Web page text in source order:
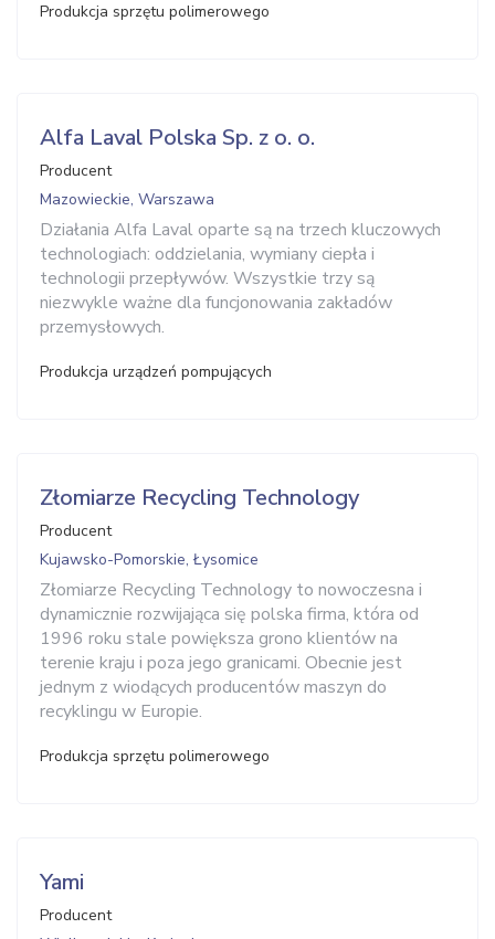
Produkcja sprzętu polimerowego
Alfa Laval Polska Sp. z o. o.
Producent
Mazowieckie, Warszawa
Działania Alfa Laval oparte są na trzech kluczowych
technologiach: oddzielania, wymiany ciepła i
technologii przepływów. Wszystkie trzy są
niezwykle ważne dla funcjonowania zakładów
przemysłowych.
Produkcja urządzeń pompujących
Złomiarze Recycling Technology
Producent
Kujawsko-Pomorskie, Łysomice
Złomiarze Recycling Technology to nowoczesna i
dynamicznie rozwijająca się polska firma, która od
1996 roku stale powiększa grono klientów na
terenie kraju i poza jego granicami. Obecnie jest
jednym z wiodących producentów maszyn do
recyklingu w Europie.
Produkcja sprzętu polimerowego
Yami
Producent